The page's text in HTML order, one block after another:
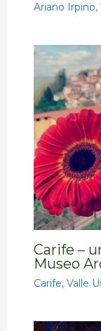
Ariano Irpino,
Carife –
Museo
Carife,Valle